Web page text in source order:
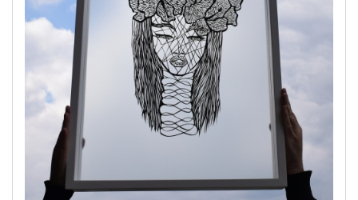
Ръчно изрязани картини